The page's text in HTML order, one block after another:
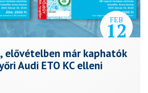
FEB
12
elővételben már kaphatók
Audi ETO KC elleni